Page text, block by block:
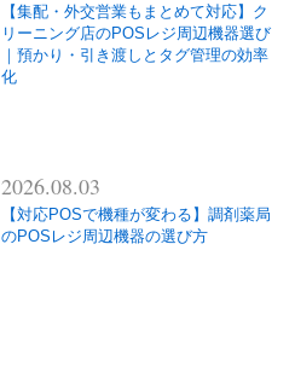
【集配・外交営業もまとめて対応】ク
リーニング店のPOSレジ周辺機器選び
｜預かり・引き渡しとタグ管理の効率
化
2026.08.03
【対応POSで機種が変わる】調剤薬局
のPOSレジ周辺機器の選び方